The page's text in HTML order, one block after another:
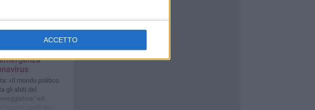
ACCETTO
il tennistavolo
lo stop imposto
«Il mondo politico
gli abiti del
ed